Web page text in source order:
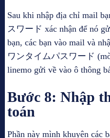
Sau khi nhập địa chỉ mail
スワード xác nhận để nó
bạn, các bạn vào mail và
ワンタイムパスワード
linemo gửi về vào ô thông
Bước 8: Nhập
toán
Phần này mình khuyên các